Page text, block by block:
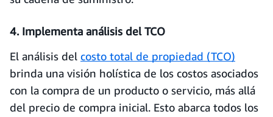
4. Implementa análisis del TCO
El análisis del costo total de propiedad (TCO)
brinda una visión holística de los costos asociados
con la compra de un producto o servicio, más allá
del precio de compra inicial. Esto abarca todos los